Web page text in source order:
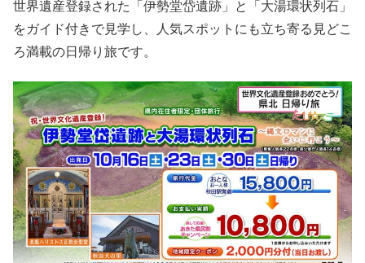
世界遺産登録された「伊勢堂岱遺跡」と「大湯環状列石」
をガイド付きで見学し、人気スポットにも立ち寄る見どこ
ろ満載の日帰り旅です。